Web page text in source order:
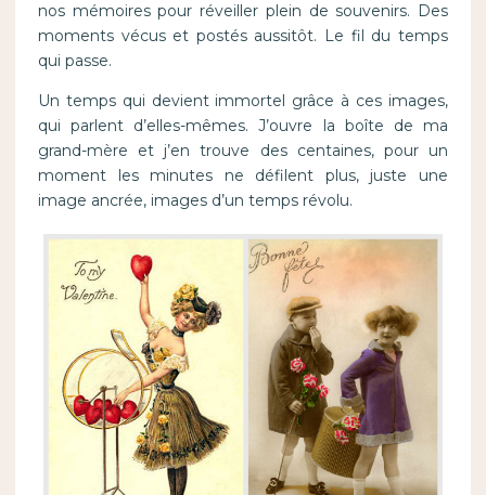
nos mémoires pour réveiller plein de souvenirs. Des
moments vécus et postés aussitôt. Le fil du temps
qui passe.
Un temps qui devient immortel grâce à ces images,
qui parlent d’elles-mêmes. J’ouvre la boîte de ma
grand-mère et j’en trouve des centaines, pour un
moment les minutes ne défilent plus, juste une
image ancrée, images d’un temps révolu.